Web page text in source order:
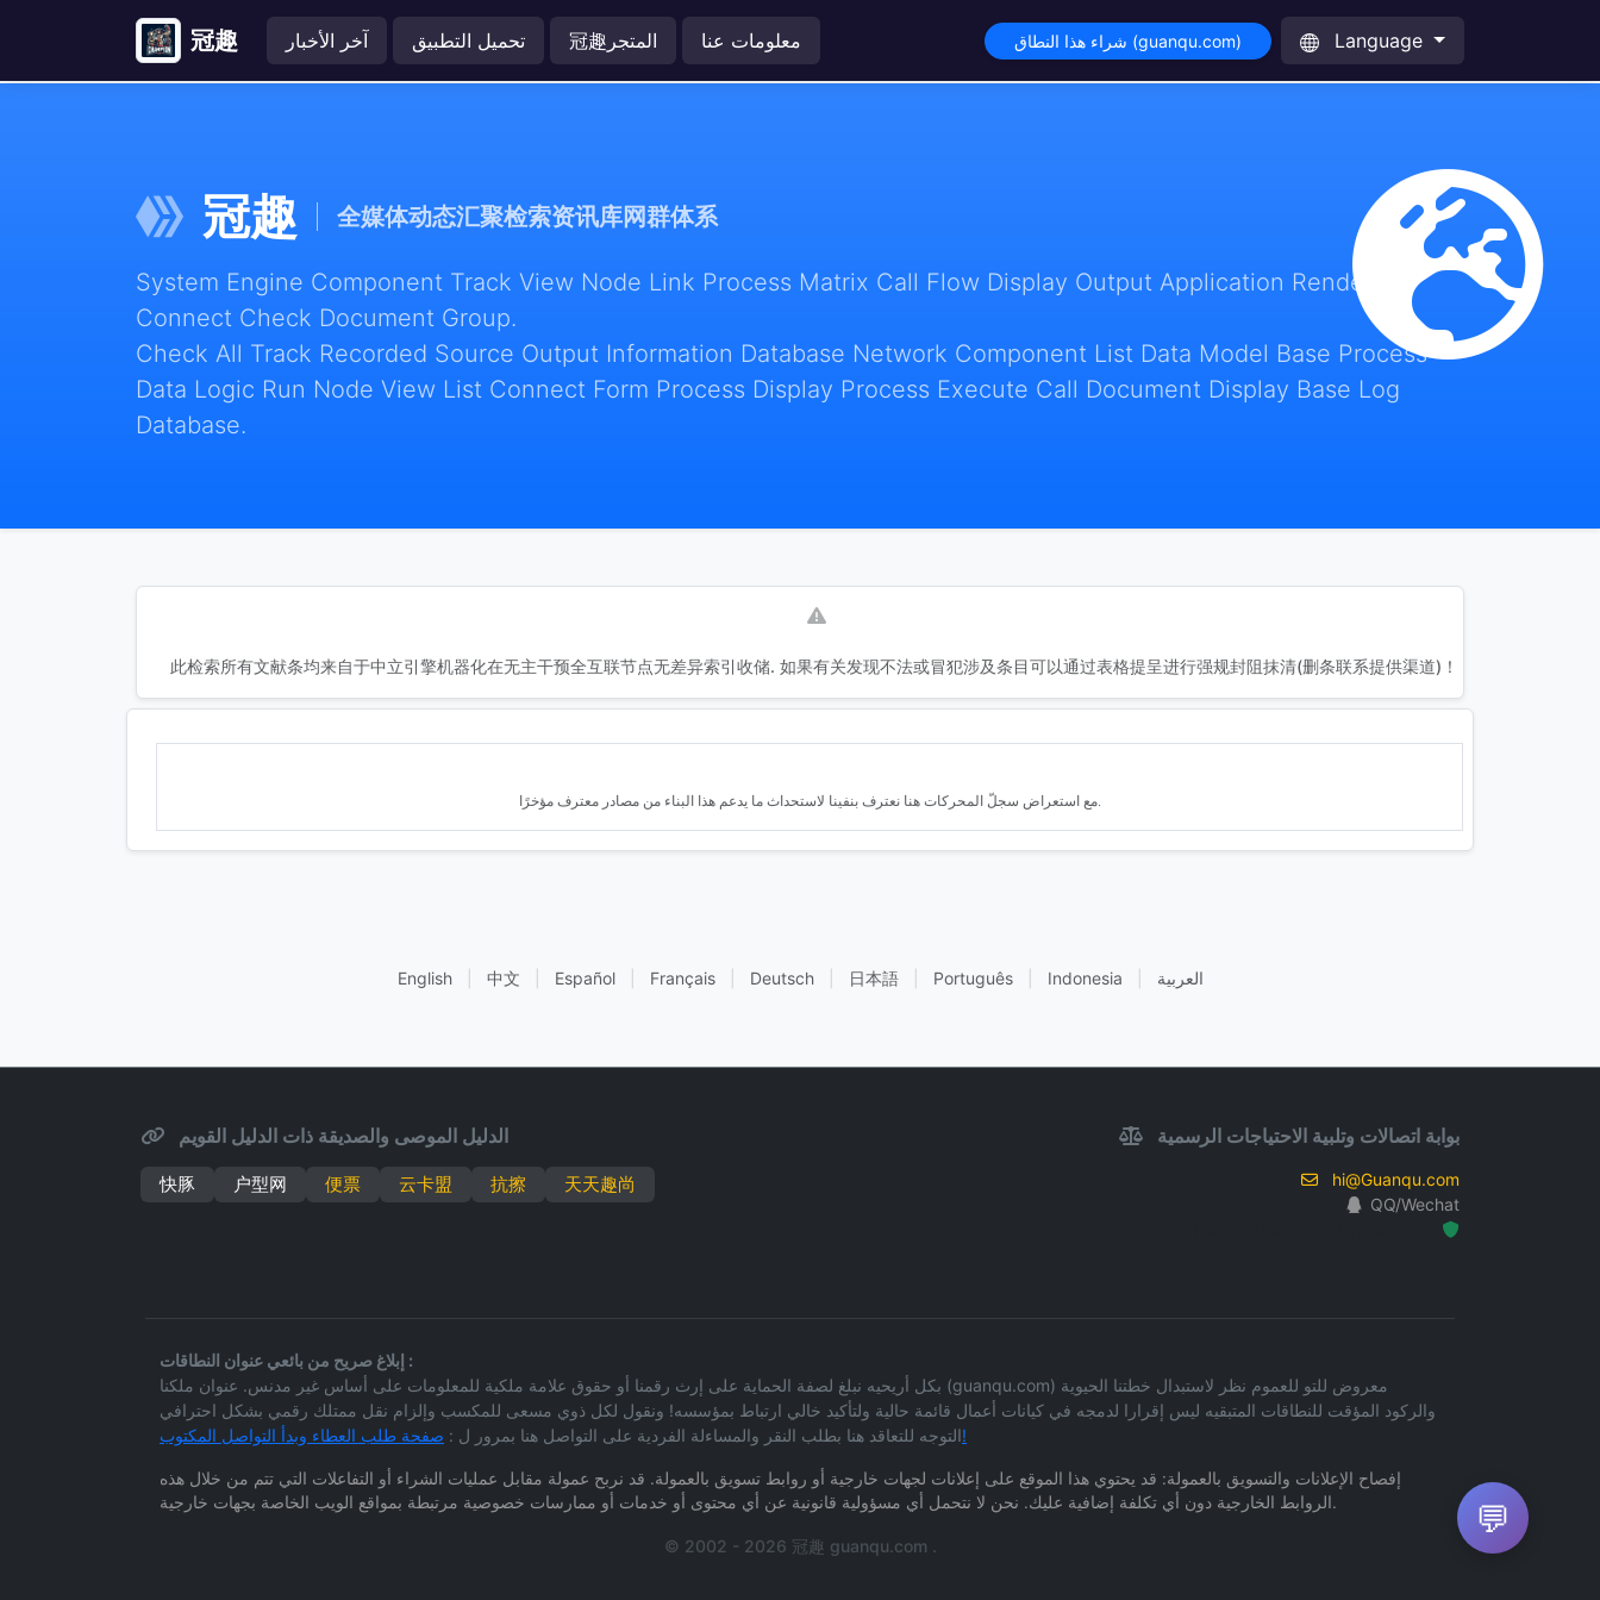
冠趣 آخر الأخبار تحميل التطبيق 冠趣المتجر معلومات عنا شراء هذا النطاق (guanqu.com) Language
冠趣 全媒体动态汇聚检索资讯库网群体系
System Engine Component Track View Node Link Process Matrix Call Flow Display Output Application Render
Connect Check Document Group.
Check All Track Recorded Source Output Information Database Network Component List Data Model Base Process
Data Logic Run Node View List Connect Form Process Display Process Execute Call Document Display Base Log
Database.
此检索所有文献条均来自于中立引擎机器化在无主干预全互联节点无差异索引收储. 如果有关发现不法或冒犯涉及条目可以通过表格提呈进行强规封阻抹清(删条联系提供渠道)！
مع استعراض سجلّ المحركات هنا نعترف بنفينا لاستحداث ما يدعم هذا البناء من مصادر معترف مؤخرًا.
English 中文 Español Français Deutsch 日本語 Português Indonesia العربية
الدليل الموصى والصديقة ذات الدليل القويم
快豚 户型网 便票 云卡盟 抗擦 天天趣尚
بوابة اتصالات وتلبية الاحتياجات الرسمية
hi@Guanqu.com
QQ/Wechat
إبلاغ صريح من بائعي عنوان النطاقات :
بكل أريحيه نبلغ لصفة الحماية على إرث رقمنا أو حقوق علامة ملكية للمعلومات على أساس غير مدنس. عنوان ملكنا (guanqu.com) معروض للتو للعموم نظر لاستبدال خطتنا الحيوية
والركود المؤقت للنطاقات المتبقيه ليس إقرارا لدمجه في كيانات أعمال قائمة حالية ولتأكيد خالي ارتباط بمؤسسه! ونقول لكل ذوي مسعى للمكسب وإلزام نقل ممتلك رقمي بشكل احترافي
التوجه للتعاقد هنا بطلب النقر والمساءلة الفردية على التواصل هنا بمرور ل :صفحة طلب العطاء وبدأ التواصل المكتوب!
إفصاح الإعلانات والتسويق بالعمولة: قد يحتوي هذا الموقع على إعلانات لجهات خارجية أو روابط تسويق بالعمولة. قد نربح عمولة مقابل عمليات الشراء أو التفاعلات التي تتم من خلال هذه
الروابط الخارجية دون أي تكلفة إضافية عليك. نحن لا نتحمل أي مسؤولية قانونية عن أي محتوى أو خدمات أو ممارسات خصوصية مرتبطة بمواقع الويب الخاصة بجهات خارجية.
© 2002 - 2026 冠趣 guanqu.com .
💬